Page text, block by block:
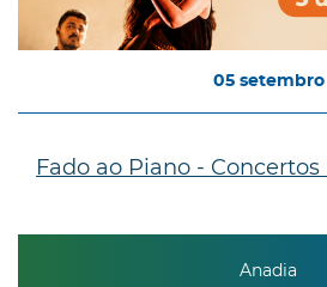
05 setembro
Fado ao Piano -
Anadia